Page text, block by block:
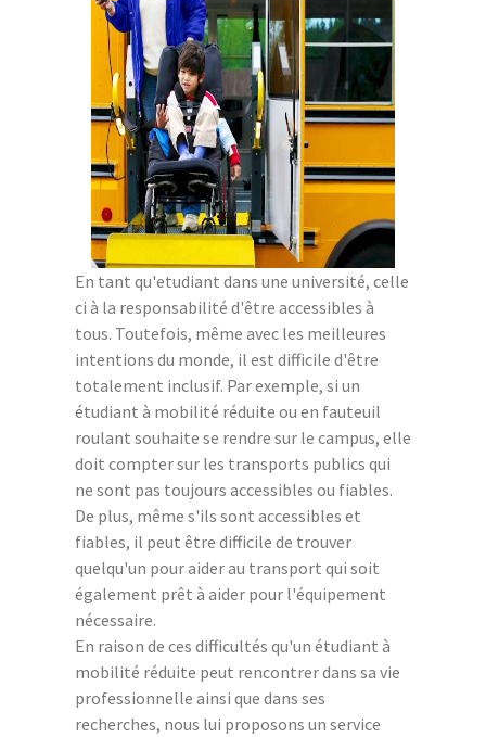
En tant qu'etudiant dans une université, celle
ci à la responsabilité d'être accessibles à
tous. Toutefois, même avec les meilleures
intentions du monde, il est difficile d'être
totalement inclusif. Par exemple, si un
étudiant à mobilité réduite ou en fauteuil
roulant souhaite se rendre sur le campus, elle
doit compter sur les transports publics qui
ne sont pas toujours accessibles ou fiables.
De plus, même s'ils sont accessibles et
fiables, il peut être difficile de trouver
quelqu'un pour aider au transport qui soit
également prêt à aider pour l'équipement
nécessaire.
En raison de ces difficultés qu'un étudiant à
mobilité réduite peut rencontrer dans sa vie
professionnelle ainsi que dans ses
recherches, nous lui proposons un service